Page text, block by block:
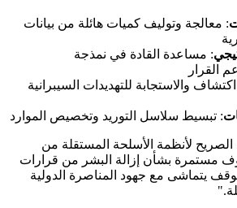
: معالجة وتوليف كميات هائلة من بيانات
: مساعدة القادة في نمذجة
القرار
والاستجابة للتهديدات السيبرانية
: تبسيط سلاسل التوريد وتخصيص الموارد
لأنظمة الأسلحة المستقلة من
مستمرة بشأن إزالة البشر من قرارات
يتماشى مع جهود المناصرة الدولية